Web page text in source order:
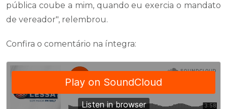
pública coube a mim, quando eu exercia o mandato
de vereador", relembrou.
Confira o comentário na íntegra: